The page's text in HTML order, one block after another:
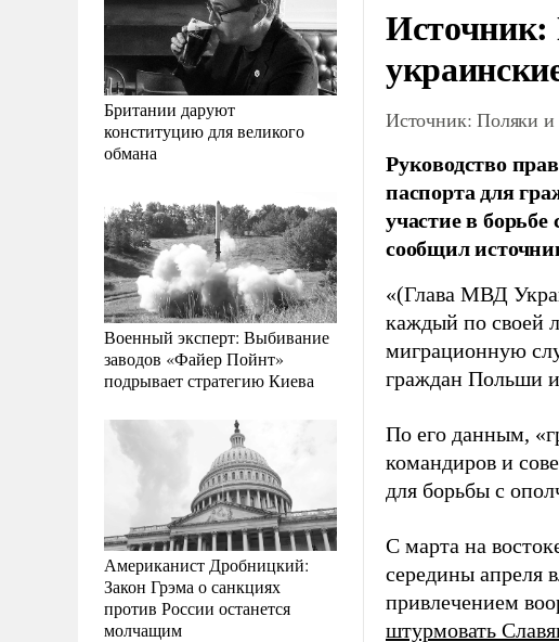
Британии даруют
конституцию для великого
обмана
Военный эксперт: Выбивание
заводов «Файер Пойнт»
подрывает стратегию Киева
Американист Дробницкий:
Закон Грэма о санкциях
против России останется
молчащим
Источник: Поляки и
Руководство
паспорта для
участие в
сообщил
«(Глава МВД
каждый по своей
миграционную
граждан Польши и
По его данным,
командиров и
для борьбы с
С марта на
середины апреля
привлечением
штурмовать